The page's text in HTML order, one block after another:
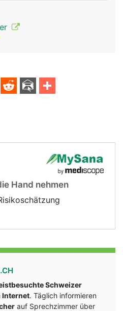
Hand nehmen
Schweizer
Internet. Täglich informieren
auf Sprechzimmer über